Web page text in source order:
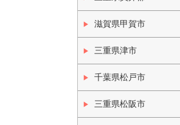
滋賀県甲賀市
三重県津市
千葉県松戸市
三重県松阪市